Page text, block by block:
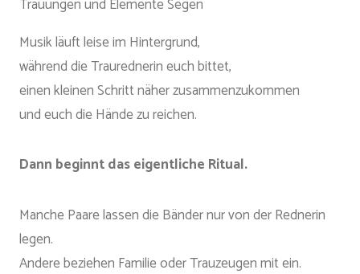
Musik läuft leise im Hintergrund,
während die Traurednerin euch bittet,
einen kleinen Schritt näher zusammenzukommen
und euch die Hände zu reichen.
Dann beginnt das eigentliche Ritual.
Manche Paare lassen die Bänder nur von der Rednerin
legen.
Andere beziehen Familie oder Trauzeugen mit ein.